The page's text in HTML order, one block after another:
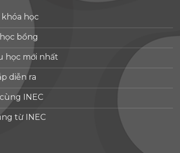
học
bổng
học mới nhất
diễn ra
INEC
từ INEC